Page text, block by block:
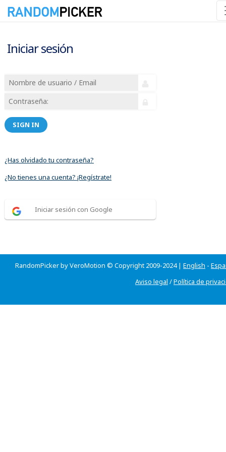
Iniciar sesión
SIGN IN
¿Has olvidado tu contraseña?
¿No tienes una cuenta? ¡Regístrate!
Iniciar sesión con Google
RandomPicker by VeroMotion © Copyright 2009-2024 | English -
Aviso legal /Política de